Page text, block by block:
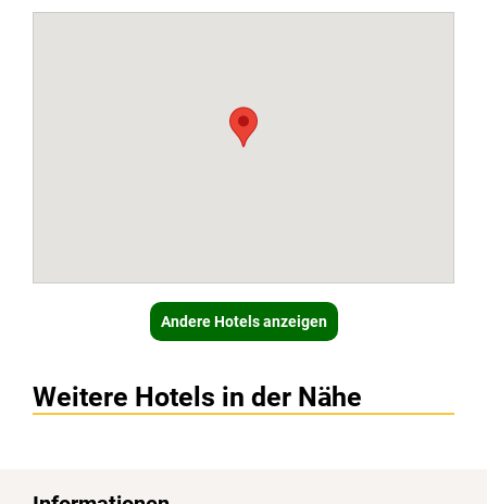
Andere Hotels anzeigen
Weitere Hotels in der Nähe